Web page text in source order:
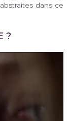
dans ce
?